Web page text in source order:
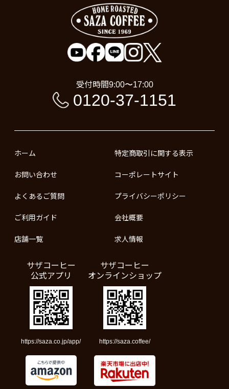
受付時間9:00〜17:00
0120-37-1151
ホーム
お問い合わせ
よくあるご質問
ご利用ガイド
店舗一覧
特定商取引に関する表示
コーポレートサイト
プライバシーポリシー
会社概要
求人情報
サザコーヒー
公式アプリ
https://saza.co.jp/app/
サザコーヒー
オンラインショップ
https://saza.coffee/